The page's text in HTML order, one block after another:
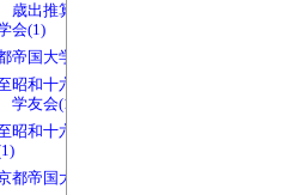
歳出推算簿 校費
会(1)
国大学学友会(1)
昭和十六年度 現金
友会(1)
昭和十六年度 現金
帝国大学学友会(1)